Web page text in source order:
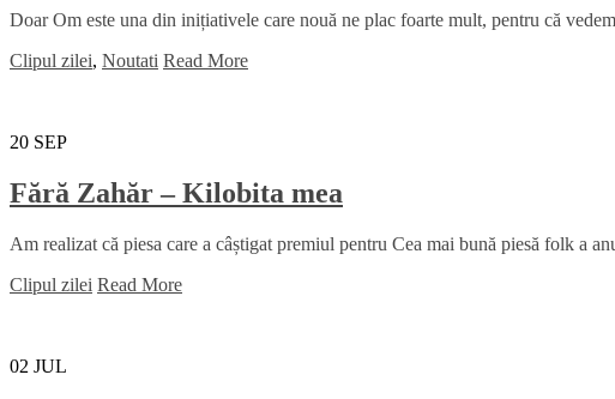
Doar Om este una din inițiativele care nouă ne plac foarte mult, pentru că
Clipul zilei, Noutati Read More
20 SEP
Fără Zahăr – Kilobita mea
Am realizat că piesa care a câștigat premiul pentru Cea mai bună piesă folk a
Clipul zilei Read More
02 JUL